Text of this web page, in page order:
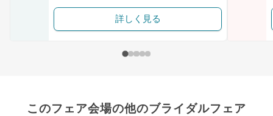
詳しく見る
このフェア会場の他のブライダルフェア